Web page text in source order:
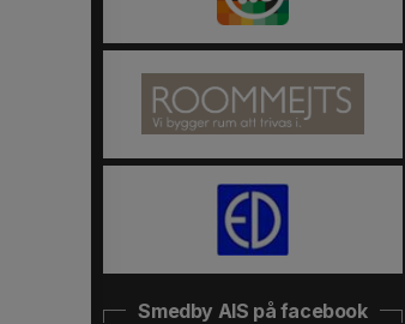
Smedby AIS på facebook